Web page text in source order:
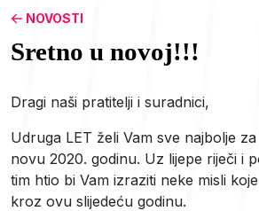
NOVOSTI
Sretno u novoj!!!
Dragi naši pratitelji i suradnici,
Udruga LET želi Vam sve najbolje
novu 2020. godinu. Uz lijepe riječi i
tim htio bi Vam izraziti neke misli
kroz ovu slijedeću godinu.